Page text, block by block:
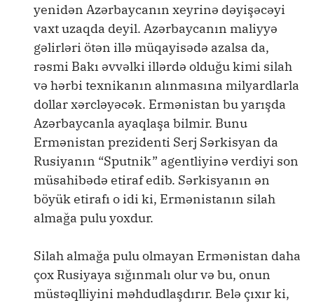
yenidən Azərbaycanın xeyrinə dəyişəcəyi
vaxt uzaqda deyil. Azərbaycanın maliyyə
gəlirləri ötən illə müqayisədə azalsa da,
rəsmi Bakı əvvəlki illərdə olduğu kimi silah
və hərbi texnikanın alınmasına milyardlarla
dollar xərcləyəcək. Ermənistan bu yarışda
Azərbaycanla ayaqlaşa bilmir. Bunu
Ermənistan prezidenti Serj Sərkisyan da
Rusiyanın “Sputnik” agentliyinə verdiyi son
müsahibədə etiraf edib. Sərkisyanın ən
böyük etirafı o idi ki, Ermənistanın silah
almağa pulu yoxdur.
Silah almağa pulu olmayan Ermənistan daha
çox Rusiyaya sığınmalı olur və bu, onun
müstəqlliyini məhdudlaşdırır. Belə çıxır ki,